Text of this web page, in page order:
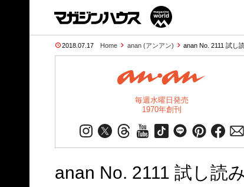
2018.07.17 Home anan (アンアン) anan No. 2111 試し
毎週水曜日発売
1970年創刊
anan No. 2111 試し読